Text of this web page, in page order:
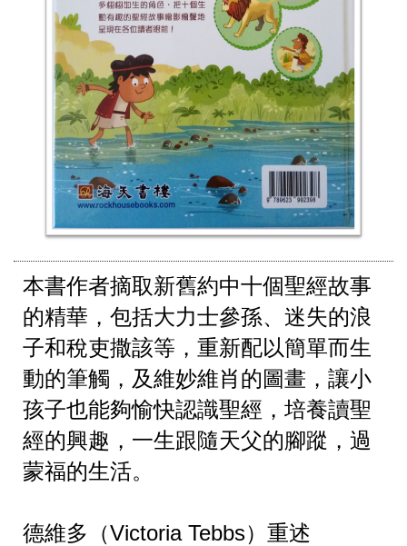
本書作者摘取新舊約中十個聖經故事
的精華，包括大力士參孫、迷失的浪
子和稅吏撒該等，重新配以簡單而生
動的筆觸，及維妙維肖的圖畫，讓小
孩子也能夠愉快認識聖經，培養讀聖
經的興趣，一生跟隨天父的腳蹤，過
蒙福的生活。
德維多（Victoria Tebbs）重述